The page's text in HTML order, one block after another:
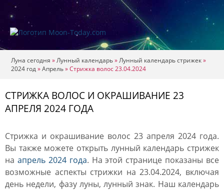
Луна сегодня »Лунный календарь»Лунный календарь стрижек»
2024 год»Апрель»Стрижка волос 23.04.2024
СТРИЖКА ВОЛОС И ОКРАШИВАНИЕ 23
АПРЕЛЯ 2024 ГОДА
Стрижка и окрашивание волос 23 апреля 2024 года.
Вы также можете открыть лунный календарь стрижек
на апрель 2024 года. На этой странице показаны все
возможные аспекты стрижки на 23.04.2024, включая
день недели, фазу луны, лунный знак. Наш календарь